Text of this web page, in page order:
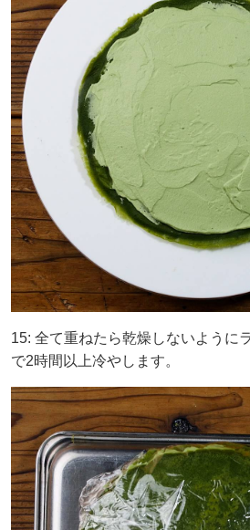
15: 全て重ねたら乾燥しないように
で2時間以上冷やします。